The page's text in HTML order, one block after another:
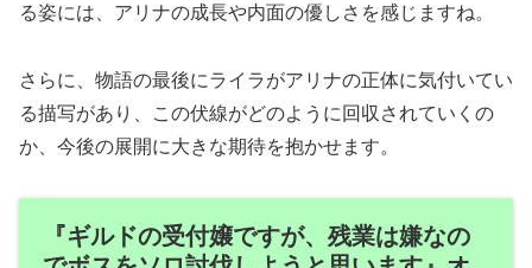
る姿には、アリナの成長や内面の優しさを感じますね。
さらに、物語の最後にライラがアリナの正体に気付いてい
る描写があり、この伏線がどのように回収されていくの
か、今後の展開に大きな期待を抱かせます。
『ギルドの受付嬢ですが、残業は嫌なの